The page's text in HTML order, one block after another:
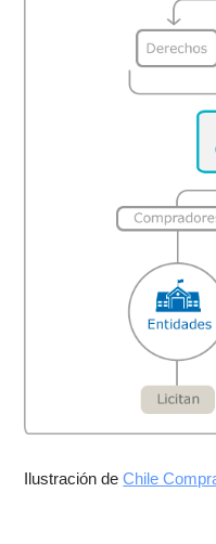
Ilustración deChile